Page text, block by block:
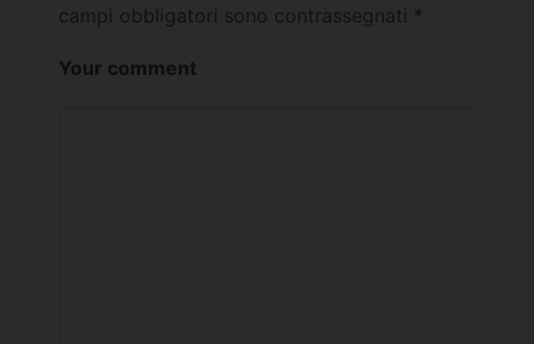
campi obbligatori sono contrassegnati *
Your comment